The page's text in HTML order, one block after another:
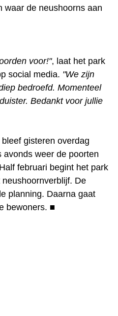
waar de neushoorns aan
voor!", laat het park
social media. "We zijn
bedroefd. Momenteel
Bedankt voor jullie
gisteren overdag
weer de poorten
februari begint het park
De
planning. Daarna gaat
bewoners. ■